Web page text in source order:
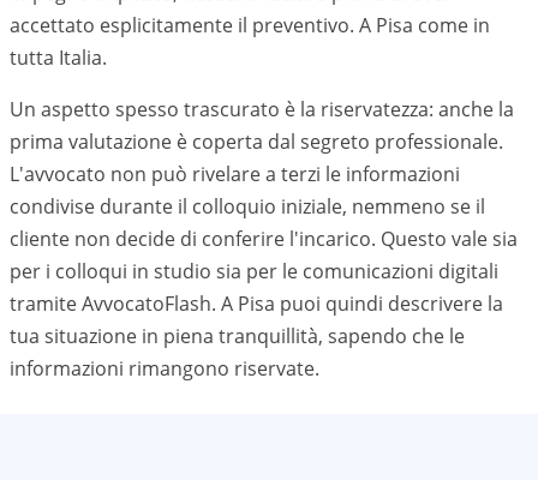
accettato esplicitamente il preventivo. A Pisa come in
tutta Italia.
Un aspetto spesso trascurato è la riservatezza: anche la
prima valutazione è coperta dal segreto professionale.
L'avvocato non può rivelare a terzi le informazioni
condivise durante il colloquio iniziale, nemmeno se il
cliente non decide di conferire l'incarico. Questo vale sia
per i colloqui in studio sia per le comunicazioni digitali
tramite AvvocatoFlash. A Pisa puoi quindi descrivere la
tua situazione in piena tranquillità, sapendo che le
informazioni rimangono riservate.